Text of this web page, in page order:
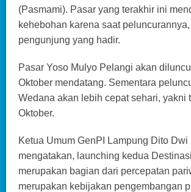
(Pasmami). Pasar yang terakhir ini
kehebohan karena saat
pengunjung yang hadir.
Pasar Yoso Mulyo Pelangi akan
Oktober mendatang. Sementara
Wedana akan lebih cepat sehari, yakni
Oktober.
Ketua Umum GenPI Lampung Dito Dwi
mengatakan, launching kedua
merupakan bagian dari percepatan
merupakan kebijakan pengembangan